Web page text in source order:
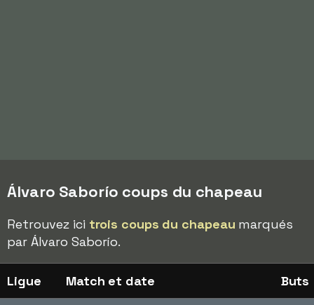
Álvaro Saborío coups du chapeau
Retrouvez ici trois coups du chapeau marqués
par Álvaro Saborío.
Ligue Match et date Buts